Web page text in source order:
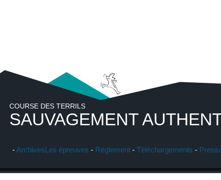
COURSE DES TERRILS
SAUVAGEMENT
-ArchivesLes épreuves - Réglement - Téléchargements -